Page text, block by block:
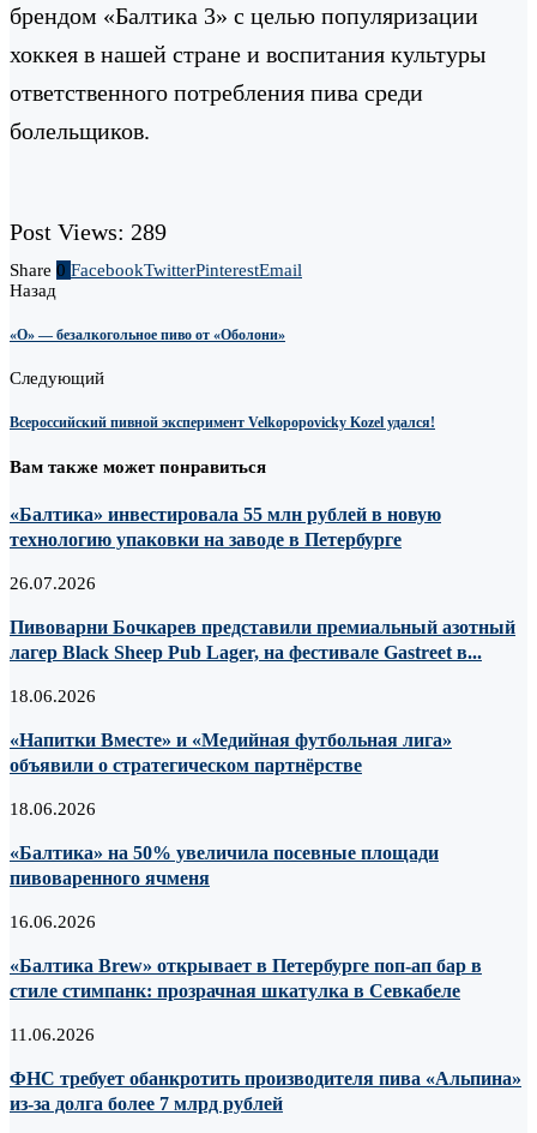
брендом «Балтика 3» с целью популяризации
хоккея в нашей стране и воспитания культуры
ответственного потребления пива среди
болельщиков.
Post Views: 289
Share 0 FacebookTwitterPinterestEmail
Назад
«О» — безалкогольное пиво от «Оболони»
Следующий
Всероссийский пивной эксперимент Velkopopovicky Kozel удался!
Вам также может понравиться
«Балтика» инвестировала 55 млн рублей в новую
технологию упаковки на заводе в Петербурге
26.07.2026
Пивоварни Бочкарев представили премиальный азотный
лагер Black Sheep Pub Lager, на фестивале Gastreet в...
18.06.2026
«Напитки Вместе» и «Медийная футбольная лига»
объявили о стратегическом партнёрстве
18.06.2026
«Балтика» на 50% увеличила посевные площади
пивоваренного ячменя
16.06.2026
«Балтика Brew» открывает в Петербурге поп-ап бар в
стиле стимпанк: прозрачная шкатулка в Севкабеле
11.06.2026
ФНС требует обанкротить производителя пива «Альпина»
из-за долга более 7 млрд рублей